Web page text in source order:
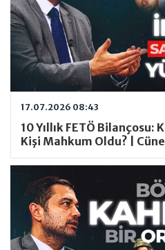
17.07.2026 08:43
10 Yıllık FETÖ Bilançosu:
Kişi Mahkum Oldu? |